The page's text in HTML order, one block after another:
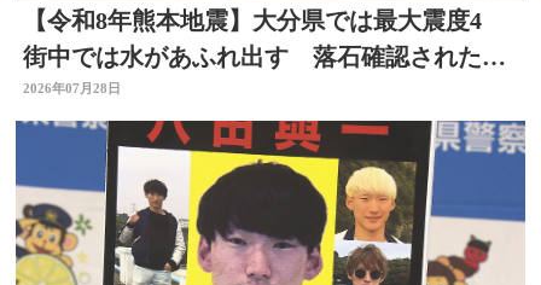
【令和8年熊本地震】大分県では最大震度4
街中では水があふれ出す 落石確認されたと
ころも
2026年07月28日